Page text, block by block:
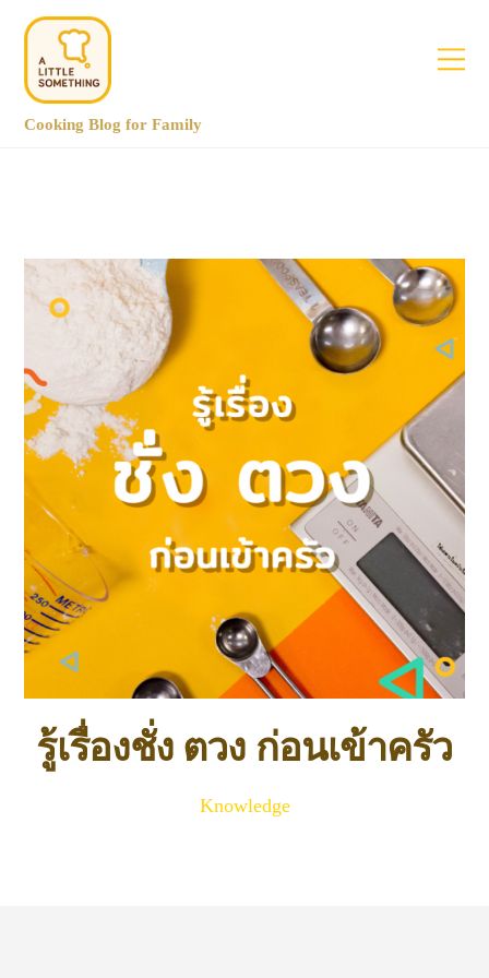
Cooking Blog for Family
รู้เรื่องชั่ง ตวง ก่อนเข้าครัว
Knowledge